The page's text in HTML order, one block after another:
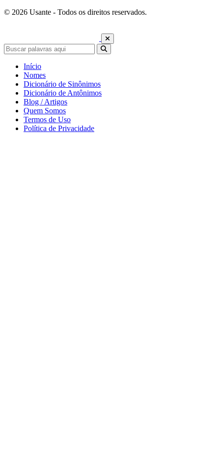
© 2026 Usante - Todos os direitos reservados.
Início
Nomes
Dicionário de Sinônimos
Dicionário de Antônimos
Blog / Artigos
Quem Somos
Termos de Uso
Política de Privacidade